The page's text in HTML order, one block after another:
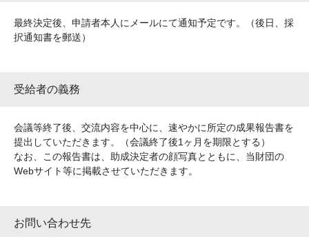
最終決定後、申請者本人にメールにて通知予定です。（後日、採
択通知書を郵送）
受給者の義務
会議等終了後、交流内容を中心に、速やかに所定の成果報告書を
提出していただきます。（会議終了後1ヶ月を期限とする）
なお、この報告書は、助成決定者の顔写真とともに、当財団の
Webサイト等に掲載させていただきます。
お問い合わせ先